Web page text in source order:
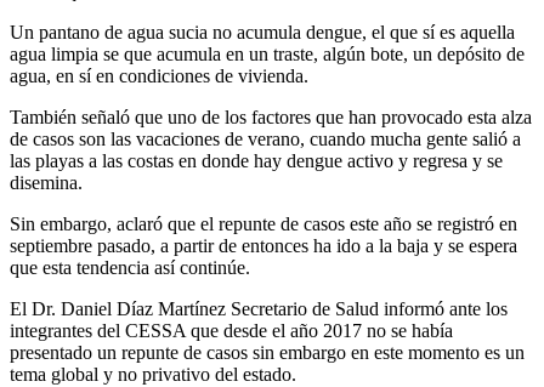
Un pantano de agua sucia no acumula dengue, el que sí es aquella
agua limpia se que acumula en un traste, algún bote, un depósito de
agua, en sí en condiciones de vivienda.
También señaló que uno de los factores que han provocado esta alza
de casos son las vacaciones de verano, cuando mucha gente salió a
las playas a las costas en donde hay dengue activo y regresa y se
disemina.
Sin embargo, aclaró que el repunte de casos este año se registró en
septiembre pasado, a partir de entonces ha ido a la baja y se espera
que esta tendencia así continúe.
El Dr. Daniel Díaz Martínez Secretario de Salud informó ante los
integrantes del CESSA que desde el año 2017 no se había
presentado un repunte de casos sin embargo en este momento es un
tema global y no privativo del estado.